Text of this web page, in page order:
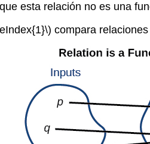
esta relación no es una
compara